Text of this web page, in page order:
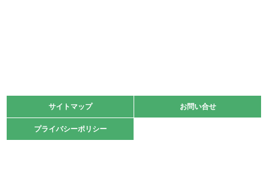
緑ケ丘体育館
2021.10.23
卓球選手権大会ラージボールの部開催☆
サイトマップ お問い合せ
プライバシーポリシー
サイトマップ お問い合せ
プライバシーポリシー